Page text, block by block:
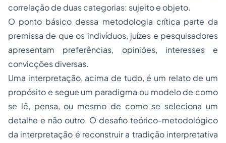
correlação de duas categorias: sujeito e objeto.
O ponto básico dessa metodologia crítica parte da
premissa de que os indivíduos, juízes e pesquisadores
apresentam preferências, opiniões, interesses e
convicções diversas.
Uma interpretação, acima de tudo, é um relato de um
propósito e segue um paradigma ou modelo de como
se lê, pensa, ou mesmo de como se seleciona um
detalhe e não outro. O desafio teórico-metodológico
da interpretação é reconstruir a tradição interpretativa